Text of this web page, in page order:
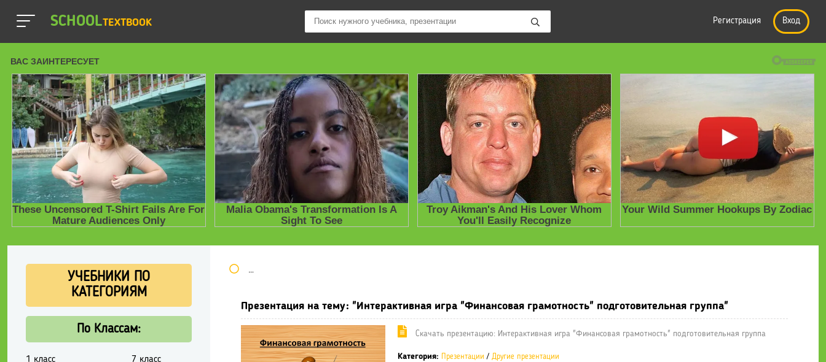
SCHOOLTEXTBOOK Регистрация Вход
Школьные учебники / Презентации по предметам
Презентация на тему: "Интерактивная игра "Финансовая грамотность" подготовительная группа"
Cкачать презентацию: Интерактивная игра "Финансовая грамотность" подготовительная группа
Категория: Презентации / Другие презентации
УЧЕБНИКИ ПО
КАТЕГОРИЯМ
По Классам:
1 класс
7 класс